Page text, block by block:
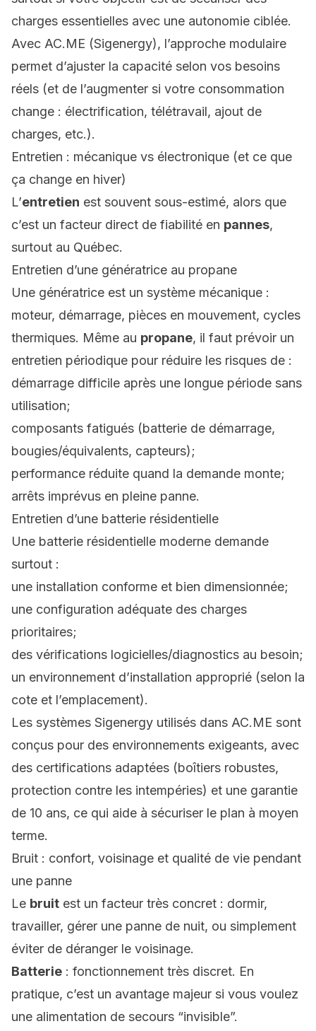
charges essentielles avec une autonomie ciblée.
Avec AC.ME (Sigenergy), l’approche modulaire
permet d’ajuster la capacité selon vos besoins
réels (et de l’augmenter si votre consommation
change : électrification, télétravail, ajout de
charges, etc.).
Entretien : mécanique vs électronique (et ce que
ça change en hiver)
L’entretien est souvent sous-estimé, alors que
c’est un facteur direct de fiabilité en pannes,
surtout au Québec.
Entretien d’une génératrice au propane
Une génératrice est un système mécanique :
moteur, démarrage, pièces en mouvement, cycles
thermiques. Même au propane, il faut prévoir un
entretien périodique pour réduire les risques de :
démarrage difficile après une longue période sans
utilisation;
composants fatigués (batterie de démarrage,
bougies/équivalents, capteurs);
performance réduite quand la demande monte;
arrêts imprévus en pleine panne.
Entretien d’une batterie résidentielle
Une batterie résidentielle moderne demande
surtout :
une installation conforme et bien dimensionnée;
une configuration adéquate des charges
prioritaires;
des vérifications logicielles/diagnostics au besoin;
un environnement d’installation approprié (selon la
cote et l’emplacement).
Les systèmes Sigenergy utilisés dans AC.ME sont
conçus pour des environnements exigeants, avec
des certifications adaptées (boîtiers robustes,
protection contre les intempéries) et une garantie
de 10 ans, ce qui aide à sécuriser le plan à moyen
terme.
Bruit : confort, voisinage et qualité de vie pendant
une panne
Le bruit est un facteur très concret : dormir,
travailler, gérer une panne de nuit, ou simplement
éviter de déranger le voisinage.
Batterie : fonctionnement très discret. En
pratique, c’est un avantage majeur si vous voulez
une alimentation de secours “invisible”.